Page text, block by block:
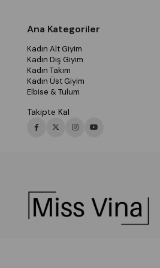
Ana Kategoriler
Kadın Alt Giyim
Kadın Dış Giyim
Kadın Takım
Kadın Üst Giyim
Elbise & Tulum
Takipte Kal